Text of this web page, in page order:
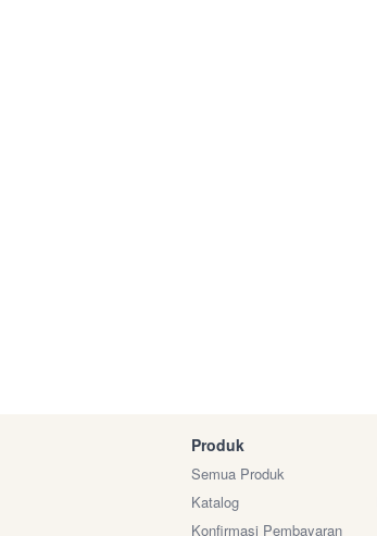
Produk
Semua Produk
Katalog
Konfirmasi Pembayaran